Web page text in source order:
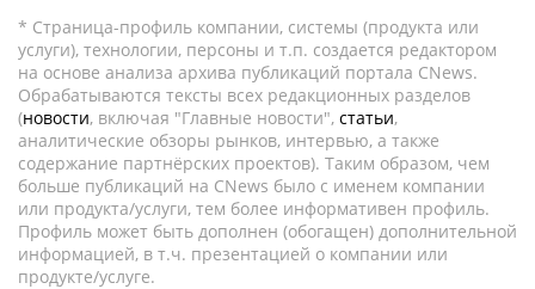
* Страница-профиль компании, системы (продукта или
услуги), технологии, персоны и т.п. создается редактором
на основе анализа архива публикаций портала CNews.
Обрабатываются тексты всех редакционных разделов
(новости, включая "Главные новости", статьи,
аналитические обзоры рынков, интервью, а также
содержание партнёрских проектов). Таким образом, чем
больше публикаций на CNews было с именем компании
или продукта/услуги, тем более информативен профиль.
Профиль может быть дополнен (обогащен) дополнительной
информацией, в т.ч. презентацией о компании или
продукте/услуге.